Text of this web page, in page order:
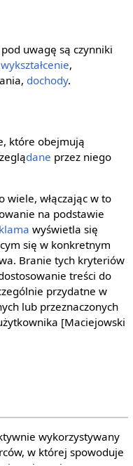
uwagę są czynniki
wykształcenie,
dochody.
które obejmują
dane przez niego
wiele, włączając w to
na podstawie
wyświetla się
się w konkretnym
Branie tych kryteriów
treści do
przydatne w
lub przeznaczonych
[Maciejowski
wykorzystywany
w której spowoduje